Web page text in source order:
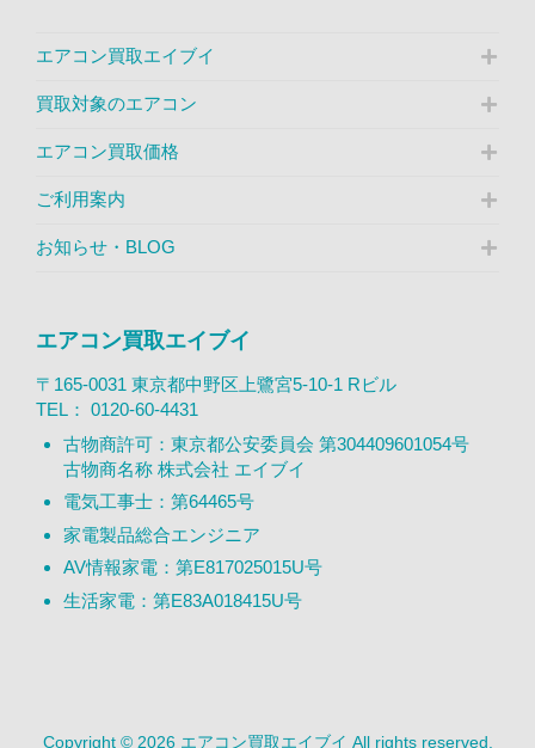
エアコン買取エイブイ
買取対象のエアコン
エアコン買取価格
ご利用案内
お知らせ・BLOG
エアコン買取エイブイ
〒165-0031 東京都中野区上鷺宮5-10-1 Rビル
TEL： 0120-60-4431
古物商許可：東京都公安委員会 第304409601054号
古物商名称 株式会社 エイブイ
電気工事士：第64465号
家電製品総合エンジニア
AV情報家電：第E817025015U号
生活家電：第E83A018415U号
Copyright © 2026 エアコン買取エイブイ All rights reserved.